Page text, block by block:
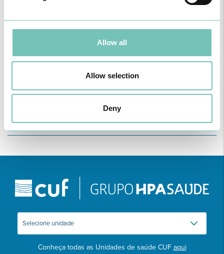
Allow all
Allow selection
Deny
diabetes no futuro (25 a 75%).
Dessa forma, antes da nova gestação é aconselhável a
normalização ou redução do peso e avaliação da situação
metabólica (glicemia em jejum e/ou HbA1c).
manutenção de hábitos de vida saudáveis: mais uma vez dieta
Conheça todas as Unidades de saúde CUF aqui